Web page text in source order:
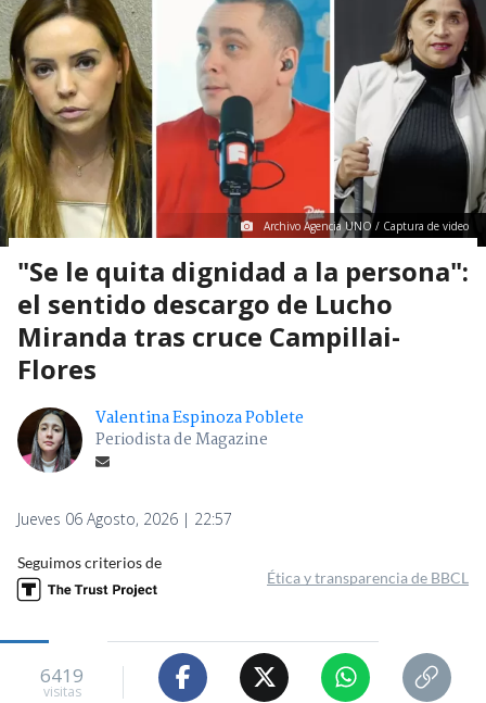
Archivo Agencia UNO / Captura de video
"Se le quita dignidad a la persona":
el sentido descargo de Lucho
Miranda tras cruce Campillai-
Flores
Valentina Espinoza Poblete
Periodista de Magazine
Jueves 06 Agosto, 2026 | 22:57
Seguimos criterios de
Ética y transparencia de BBCL
6419
visitas